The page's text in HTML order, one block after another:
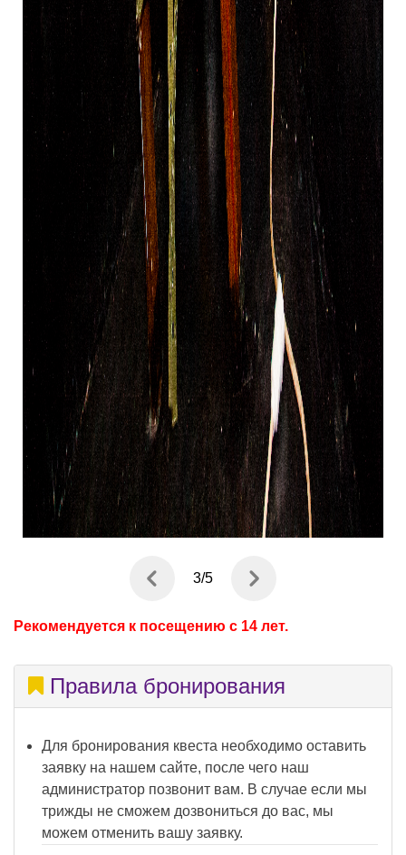
4/5
Рекомендуется к посещению с 14 лет.
Правила бронирования
Для бронирования квеста необходимо оставить
заявку на нашем сайте, после чего наш
администратор позвонит вам. В случае если мы
трижды не сможем дозвониться до вас, мы
можем отменить вашу заявку.